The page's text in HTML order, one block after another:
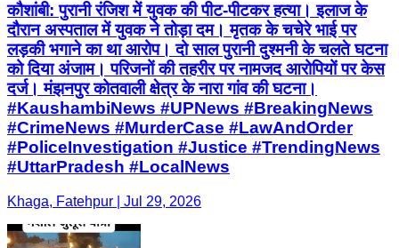
कौशांबी: पुरानी रंजिश में युवक की पीट-पीटकर हत्या। इलाज के
दौरान अस्पताल में युवक ने तोड़ा दम। मृतक के चचेरे भाई पर
लड़की भगाने का था आरोप। दो साल पुरानी दुश्मनी के चलते घटना
को दिया अंजाम। परिजनों की तहरीर पर नामजद आरोपियों पर केस
दर्ज। मंझनपुर कोतवाली क्षेत्र के नारा गांव की घटना।
#KaushambiNews #UPNews #BreakingNews
#CrimeNews #MurderCase #LawAndOrder
#PoliceInvestigation #Justice #TrendingNews
#UttarPradesh #LocalNews
Khaga, Fatehpur | Jul 29, 2026